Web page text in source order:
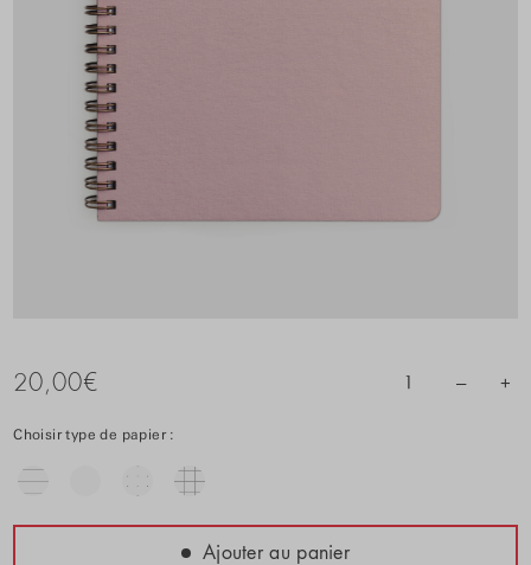
20,00€ 1 – +
Choisir type de papier :
Ajouter au panier